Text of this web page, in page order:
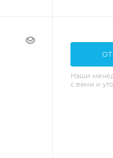
Наши
с вами и